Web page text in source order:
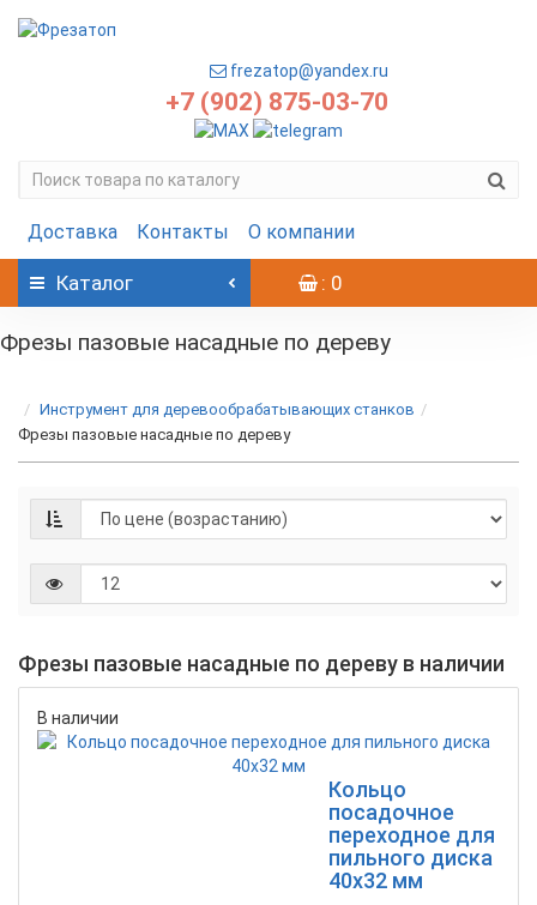
frezatop@yandex.ru
+7 (902) 875-03-70
Доставка Контакты О компании
Каталог : 0
Фрезы пазовые насадные по дереву
Инструмент для деревообрабатывающих станков
Фрезы пазовые насадные по дереву
Фрезы пазовые насадные по дереву в наличии
В наличии
Кольцо
посадочное
переходное для
пильного диска
40x32 мм